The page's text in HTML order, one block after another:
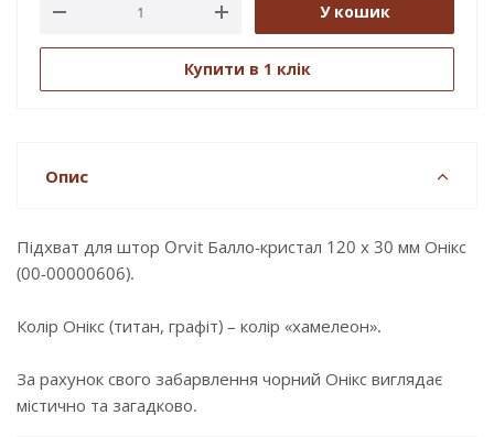
У кошик
Купити в 1 клік
Опис
Підхват для штор Orvit Балло-кристал 120 х 30 мм Онікс
(00-00000606).
Колір Онікс (титан, графіт) – колір «хамелеон».
За рахунок свого забарвлення чорний Онікс виглядає
містично та загадково.